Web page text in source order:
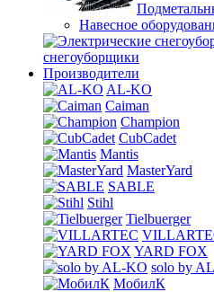
Навесное
снегоуборщики
Производители
AL-KO
Caiman
Champion
CubCadet
Mantis
MasterYard
SABLE
Stihl
Tielbuerger
YARD FOX
solo by
МобилК